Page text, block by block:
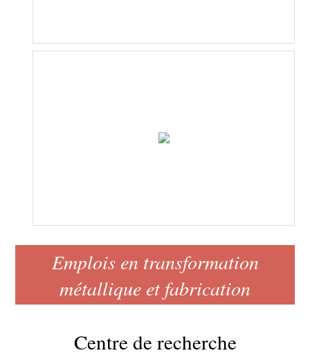
Emplois en transformation
métallique et fabrication
Centre de recherche